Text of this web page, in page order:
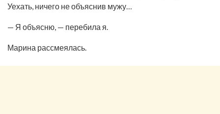
Уехать, ничего не объяснив мужу…
— Я объясню, — перебила я.
Марина рассмеялась.